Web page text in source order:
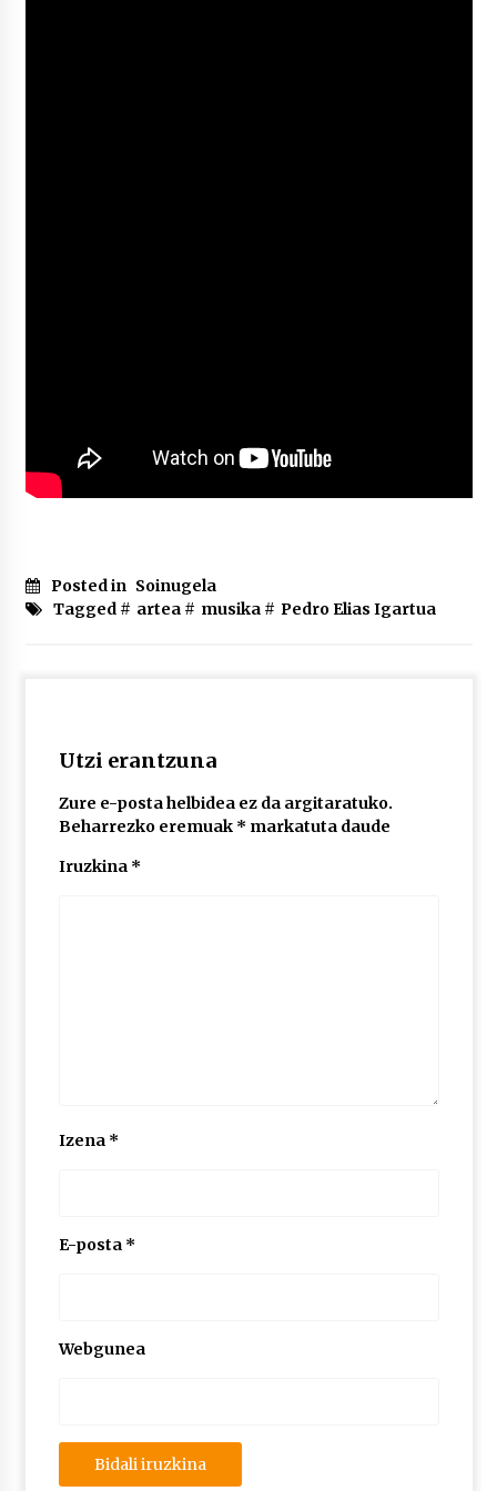
Posted in Soinugela
Tagged # artea# musika# Pedro Elias Igartua
Utzi erantzuna
Zure e-posta helbidea ez da argitaratuko.
Beharrezko eremuak * markatuta daude
Iruzkina *
Izena *
E-posta *
Webgunea